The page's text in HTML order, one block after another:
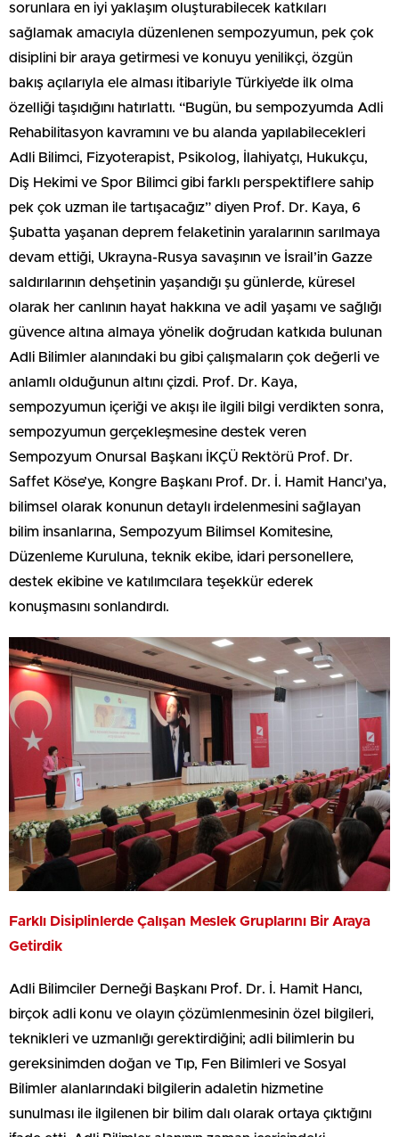
sorunlara en iyi yaklaşım oluşturabilecek katkıları
sağlamak amacıyla düzenlenen sempozyumun, pek çok
disiplini bir araya getirmesi ve konuyu yenilikçi, özgün
bakış açılarıyla ele alması itibariyle Türkiye’de ilk olma
özelliği taşıdığını hatırlattı. “Bugün, bu sempozyumda Adli
Rehabilitasyon kavramını ve bu alanda yapılabilecekleri
Adli Bilimci, Fizyoterapist, Psikolog, İlahiyatçı, Hukukçu,
Diş Hekimi ve Spor Bilimci gibi farklı perspektiflere sahip
pek çok uzman ile tartışacağız” diyen Prof. Dr. Kaya, 6
Şubatta yaşanan deprem felaketinin yaralarının sarılmaya
devam ettiği, Ukrayna-Rusya savaşının ve İsrail’in Gazze
saldırılarının dehşetinin yaşandığı şu günlerde, küresel
olarak her canlının hayat hakkına ve adil yaşamı ve sağlığı
güvence altına almaya yönelik doğrudan katkıda bulunan
Adli Bilimler alanındaki bu gibi çalışmaların çok değerli ve
anlamlı olduğunun altını çizdi. Prof. Dr. Kaya,
sempozyumun içeriği ve akışı ile ilgili bilgi verdikten sonra,
sempozyumun gerçekleşmesine destek veren
Sempozyum Onursal Başkanı İKÇÜ Rektörü Prof. Dr.
Saffet Köse’ye, Kongre Başkanı Prof. Dr. İ. Hamit Hancı’ya,
bilimsel olarak konunun detaylı irdelenmesini sağlayan
bilim insanlarına, Sempozyum Bilimsel Komitesine,
Düzenleme Kuruluna, teknik ekibe, idari personellere,
destek ekibine ve katılımcılara teşekkür ederek
konuşmasını sonlandırdı.
Farklı Disiplinlerde Çalışan Meslek Gruplarını Bir Araya
Getirdik
Adli Bilimciler Derneği Başkanı Prof. Dr. İ. Hamit Hancı,
birçok adli konu ve olayın çözümlenmesinin özel bilgileri,
teknikleri ve uzmanlığı gerektirdiğini; adli bilimlerin bu
gereksinimden doğan ve Tıp, Fen Bilimleri ve Sosyal
Bilimler alanlarındaki bilgilerin adaletin hizmetine
sunulması ile ilgilenen bir bilim dalı olarak ortaya çıktığını